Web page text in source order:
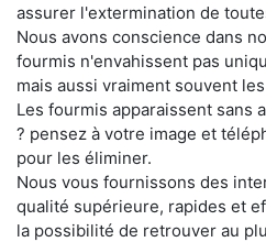
assurer l'extermination de
Nous avons conscience dans
fourmis n'envahissent pas
mais aussi vraiment souvent
Les fourmis apparaissent sans
? pensez à votre image et
pour les éliminer.
Nous vous fournissons des
qualité supérieure, rapides et
la possibilité de retrouver au